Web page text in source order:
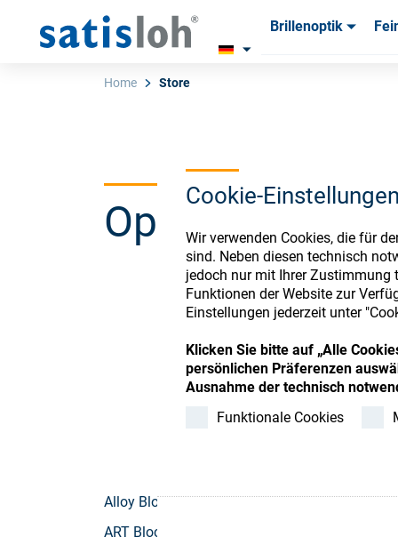
Cookie-
Wir verwenden Cookies, die für
sind. Neben diesen technisch
jedoch nur mit Ihrer Zustimmung
Funktionen der Website zur
Einstellungen jederzeit unter
Klicken Sie bitte auf „Alle
persönlichen Präferenzen
Ausnahme der technisch
Funktionale Cookies
Brillenoptik
Brillenoptik
Home Store
Ophthalmic
Register or Sign-in to
Alloy Blocking
ART Blocking